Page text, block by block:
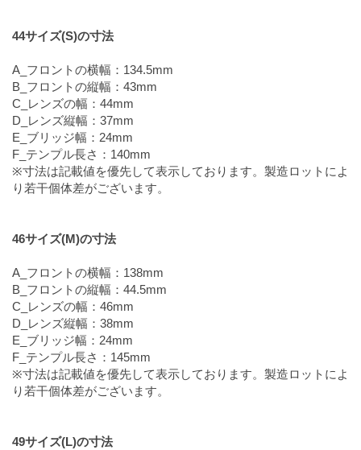
44サイズ(S)の寸法
A_フロントの横幅：134.5mm
B_フロントの縦幅：43mm
C_レンズの幅：44mm
D_レンズ縦幅：37mm
E_ブリッジ幅：24mm
F_テンプル長さ：140mm
※寸法は記載値を優先して表示しております。製造ロットによ
り若干個体差がございます。
46サイズ(M)の寸法
A_フロントの横幅：138mm
B_フロントの縦幅：44.5mm
C_レンズの幅：46mm
D_レンズ縦幅：38mm
E_ブリッジ幅：24mm
F_テンプル長さ：145mm
※寸法は記載値を優先して表示しております。製造ロットによ
り若干個体差がございます。
49サイズ(L)の寸法